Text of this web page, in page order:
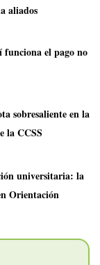
aliados
funciona el pago no
sobresaliente en la
la CCSS
universitaria: la
Orientación